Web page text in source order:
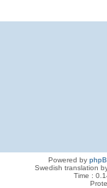
Powered by
Swedish translation
Time :